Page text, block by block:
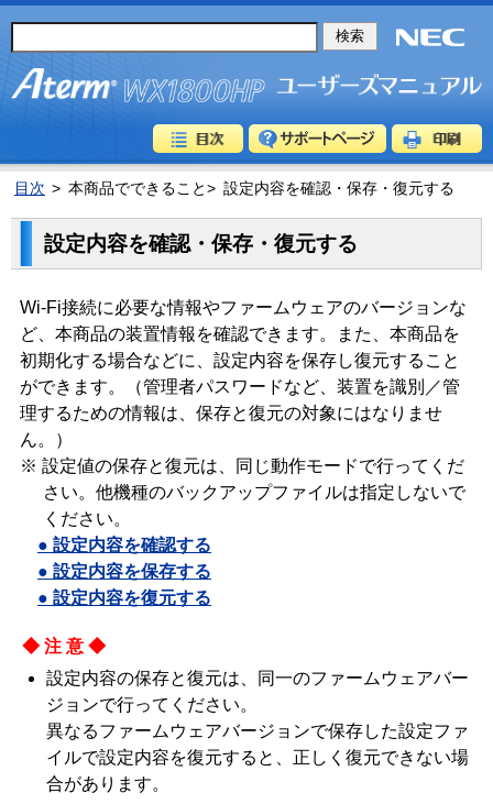
目次 > 本商品でできること> 設定内容を確認・保存・復元する
設定内容を確認・保存・復元する
Wi-Fi接続に必要な情報やファームウェアのバージョンな
ど、本商品の装置情報を確認できます。また、本商品を
初期化する場合などに、設定内容を保存し復元すること
ができます。（管理者パスワードなど、装置を識別／管
理するための情報は、保存と復元の対象にはなりませ
ん。）
※ 設定値の保存と復元は、同じ動作モードで行ってくだ
さい。他機種のバックアップファイルは指定しないで
ください。
● 設定内容を確認する
● 設定内容を保存する
● 設定内容を復元する
◆注意◆
設定内容の保存と復元は、同一のファームウェアバー
ジョンで行ってください。
異なるファームウェアバージョンで保存した設定ファ
イルで設定内容を復元すると、正しく復元できない場
合があります。